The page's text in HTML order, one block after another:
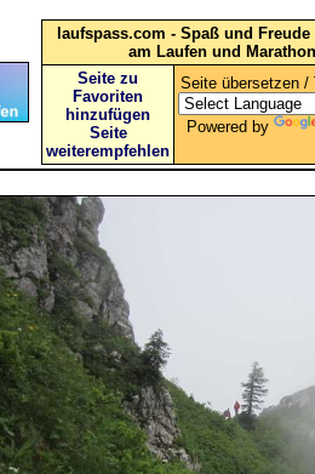
laufspass.com - Spaß und
am Laufen und Marathon
Seite zu
Favoriten
hinzufügen
Seite
weiterempfehlen
Seite übersetzen /
Powered by